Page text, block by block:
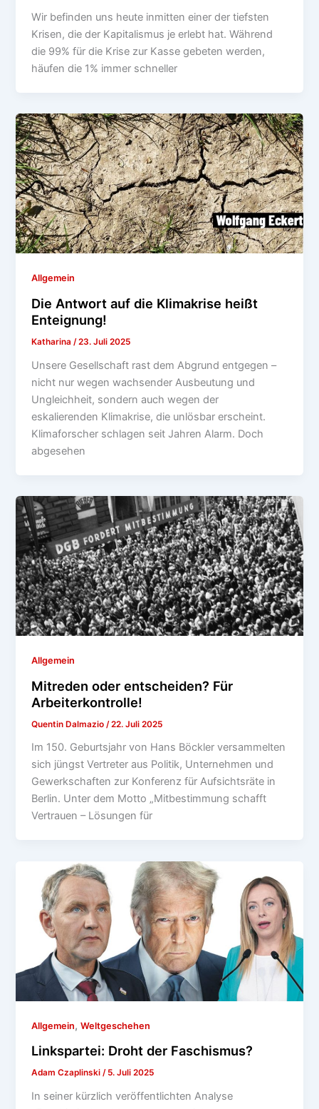
Wir befinden uns heute inmitten einer der tiefsten
Krisen, die der Kapitalismus je erlebt hat. Während
die 99% für die Krise zur Kasse gebeten werden,
häufen die 1% immer schneller
Allgemein
Die Antwort auf die Klimakrise heißt
Enteignung!
Katharina/23. Juli 2025
Unsere Gesellschaft rast dem Abgrund entgegen –
nicht nur wegen wachsender Ausbeutung und
Ungleichheit, sondern auch wegen der
eskalierenden Klimakrise, die unlösbar erscheint.
Klimaforscher schlagen seit Jahren Alarm. Doch
abgesehen
Allgemein
Mitreden oder entscheiden? Für
Arbeiterkontrolle!
Quentin Dalmazio /22. Juli 2025
Im 150. Geburtsjahr von Hans Böckler versammelten
sich jüngst Vertreter aus Politik, Unternehmen und
Gewerkschaften zur Konferenz für Aufsichtsräte in
Berlin. Unter dem Motto „Mitbestimmung schafft
Vertrauen – Lösungen für
Allgemein,Weltgeschehen
Linkspartei: Droht der Faschismus?
Adam Czaplinski/ 5. Juli 2025
In seiner kürzlich veröffentlichten Analyse